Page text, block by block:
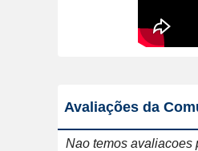
Avaliações da
Nao temos avaliacoes